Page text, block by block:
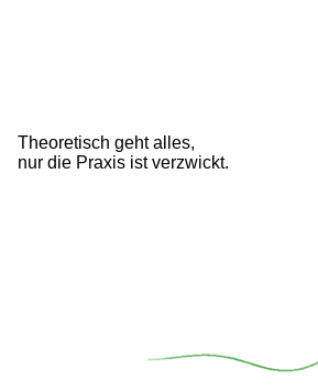
Theoretisch geht alles,
nur die Praxis ist verzwickt.